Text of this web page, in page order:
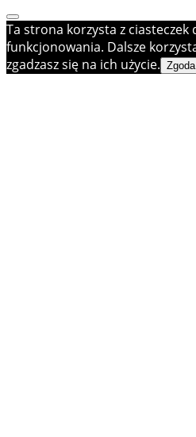
Ta strona korzysta z ciasteczek
funkcjonowania. Dalsze
zgadzasz się na ich użycie. Zgoda